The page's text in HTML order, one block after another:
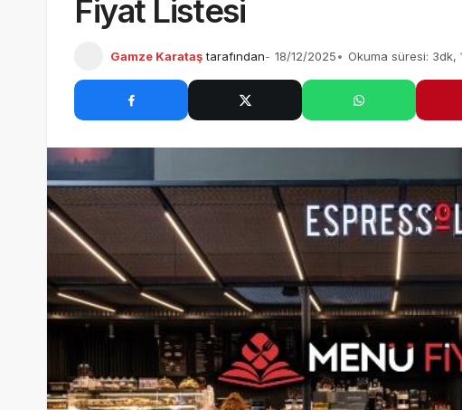
Ethem Efendi Menü Fiyatları – 2025 Kahvaltı Fiyat Listesi
Fiyat Listesi
Gamze Karataş tarafından 18/12/2025 Okuma süresi: 3dk,